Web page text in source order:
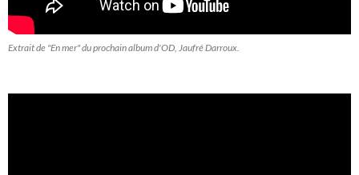
Extrait de "En mer" du prochain album d'OD, Jaufré Darroux.